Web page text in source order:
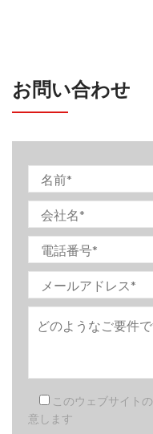
お問い合わせ
このウェブサイトの
意します